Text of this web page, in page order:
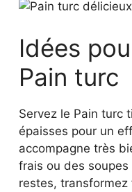
Idées
Pain turc
Servez le Pain turc
épaisses pour un
accompagne très
frais ou des
restes,